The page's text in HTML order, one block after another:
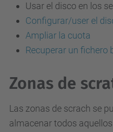
Usar el disco en los
Configurar/user el
Ampliar la cuota
Recuperar un fichero
Zonas de
Las zonas de scrach se
almacenar todos